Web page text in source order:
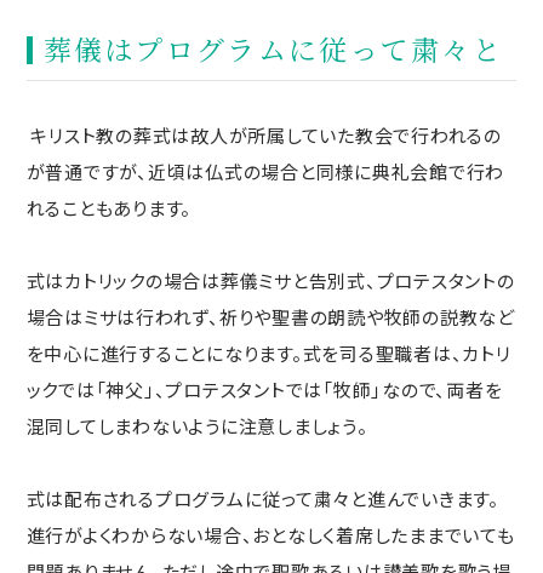
葬儀はプログラムに従って粛々と
キリスト教の葬式は故人が所属していた教会で行われるの
が普通ですが、近頃は仏式の場合と同様に典礼会館で行わ
れることもあります。
式はカトリックの場合は葬儀ミサと告別式、プロテスタントの
場合はミサは行われず、祈りや聖書の朗読や牧師の説教など
を中心に進行することになります。式を司る聖職者は、カトリ
ックでは「神父」、プロテスタントでは「牧師」なので、両者を
混同してしまわないように注意しましょう。
式は配布されるプログラムに従って粛々と進んでいきます。
進行がよくわからない場合、おとなしく着席したままでいても